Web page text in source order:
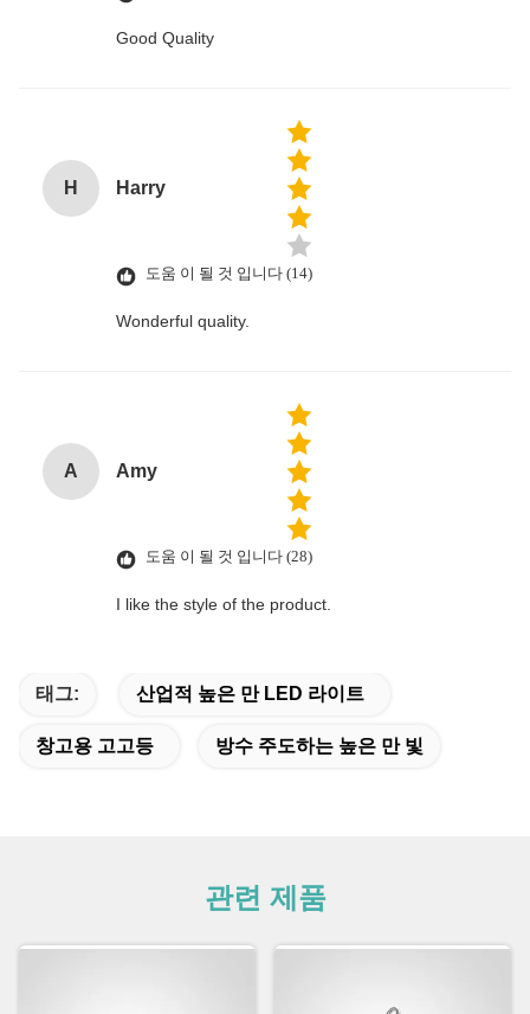
Good Quality
H Harry
도움 이 될 것 입니다 (14)
Wonderful quality.
A Amy
도움 이 될 것 입니다 (28)
I like the style of the product.
태그: 산업적 높은 만 LED 라이트
창고용 고고등 방수 주도하는 높은 만 빛
관련 제품